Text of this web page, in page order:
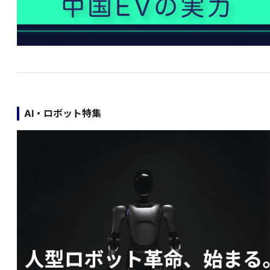
AI・ロボット特集